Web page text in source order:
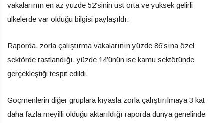
vakalarının en az yüzde 52’sinin üst orta ve yüksek gelirli
ülkelerde var olduğu bilgisi paylaşıldı.
Raporda, zorla çalıştırma vakalarının yüzde 86’sına özel
sektörde rastlandığı, yüzde 14’ünün ise kamu sektöründe
gerçekleştiği tespit edildi.
Göçmenlerin diğer gruplara kıyasla zorla çalıştırılmaya 3 kat
daha fazla meyilli olduğu aktarıldığı raporda dünya genelinde